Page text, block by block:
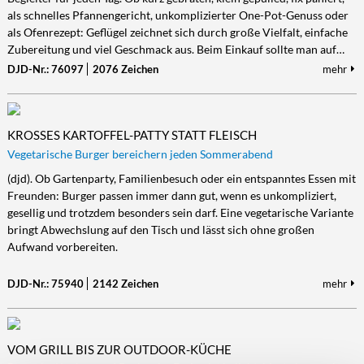
Kultur/Literatur
Mode
Soziales/Umwelt
Sport
Fahrrad/E-Bike
Mobilität
Landschaft/Berge
Meer
Städte/Kultur
Weitere Reisethemen
Rund ums Haus
Garten
Haus
Ratgeber
TECHNIK
Technik
Hardware/Software
Trends/Mobil
als schnelles Pfannengericht, unkomplizierter One-Pot-Genuss oder
als Ofenrezept: Geflügel zeichnet sich durch große Vielfalt, einfache
Zubereitung und viel Geschmack aus. Beim Einkauf sollte man auf…
DJD-Nr.: 76097 2076 Zeichen mehr
KROSSES KARTOFFEL-PATTY STATT FLEISCH
Vegetarische Burger bereichern jeden Sommerabend
(djd). Ob Gartenparty, Familienbesuch oder ein entspanntes Essen mit
Freunden: Burger passen immer dann gut, wenn es unkompliziert,
gesellig und trotzdem besonders sein darf. Eine vegetarische Variante
bringt Abwechslung auf den Tisch und lässt sich ohne großen
Aufwand vorbereiten.
DJD-Nr.: 75940 2142 Zeichen mehr
VOM GRILL BIS ZUR OUTDOOR-KÜCHE